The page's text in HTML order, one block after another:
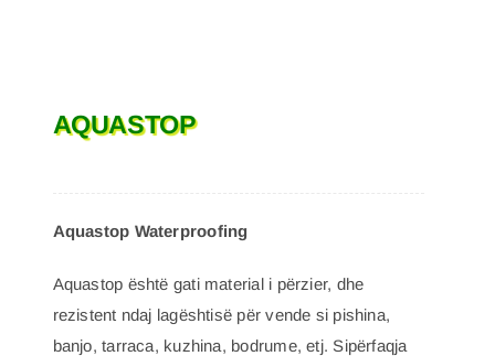
AQUASTOP
Aquastop Waterproofing
Aquastop është gati material i përzier, dhe
rezistent ndaj lagështisë për vende si pishina,
banjo, tarraca, kuzhina, bodrume, etj. Sipërfaqja